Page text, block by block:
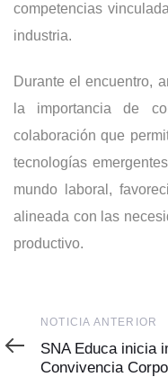
competencias
industria.
Durante el encuentro,
la importancia de
colaboración que
tecnologías
mundo laboral,
alineada con las
productivo.
Noticia
Anterior
NOTICIA ANTERIOR
SNA Educa inicia
Convivencia